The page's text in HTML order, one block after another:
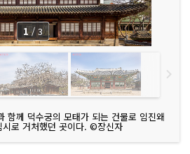
함께 덕수궁의 모태가 되는 건물로 임진왜
시로 거처했던 곳이다. ©장신자
1 / 3